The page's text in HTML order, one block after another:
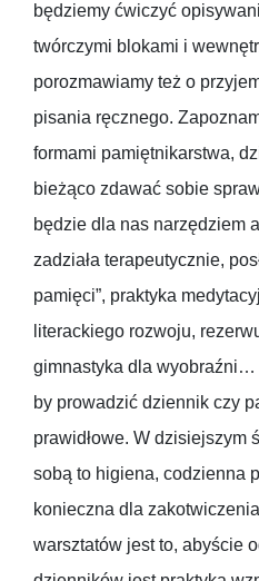
będziemy ćwiczyć
twórczymi blokami i
porozmawiamy też o
pisania ręcznego.
formami pamiętnikarstwa,
bieżąco zdawać sobie
będzie dla nas narzędziem
zadziała terapeutycznie,
pamięci”, praktyka
literackiego rozwoju,
gimnastyka dla wyobraźni…
by prowadzić dziennik czy
prawidłowe. W dzisiejszym
sobą to higiena, codzienna
konieczna dla
warsztatów jest to, abyście